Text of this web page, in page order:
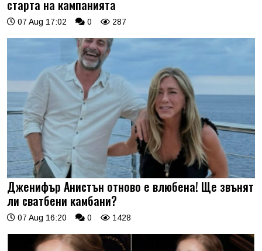
старта на кампанията
07 Aug 17:02 0 287
Дженифър Анистън отново е влюбена! Ще звънят
ли сватбени камбани?
07 Aug 16:20 0 1428